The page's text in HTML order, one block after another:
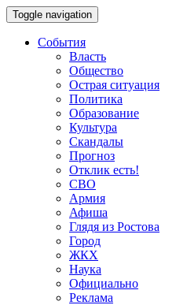
Toggle navigation
События
Власть
Общество
Острая ситуация
Политика
Образование
Культура
Скандалы
Прогноз
Отклик есть!
СВО
Армия
Афиша
Глядя из Ростова
Город
ЖКХ
Наука
Официально
Реклама